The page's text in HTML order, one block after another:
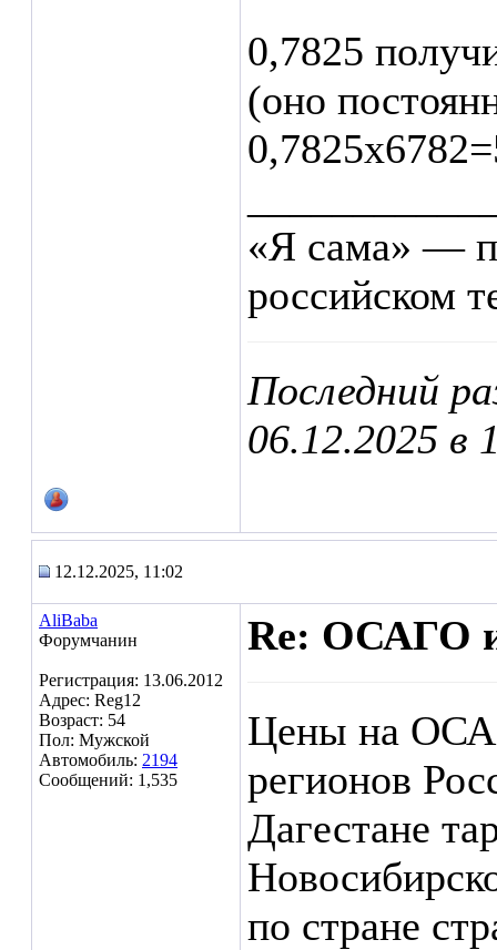
0,7825
(оно
«Я сама» —
российском
Последний
06.12.2025 в
12.12.2025, 11:02
AliBaba
Форумчанин
Регистрация: 13.06.2012
Адрес: Reg12
Возраст: 54
Пол: Мужской
Автомобиль: 2194
Сообщений: 1,535
Re: ОСАГО
Цены на
регионов
Дагестане
по стране